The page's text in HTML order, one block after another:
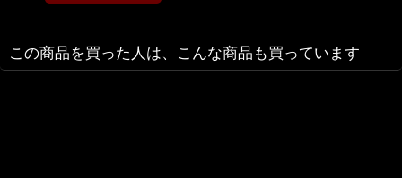
この商品を買った人は、こんな商品も買っています